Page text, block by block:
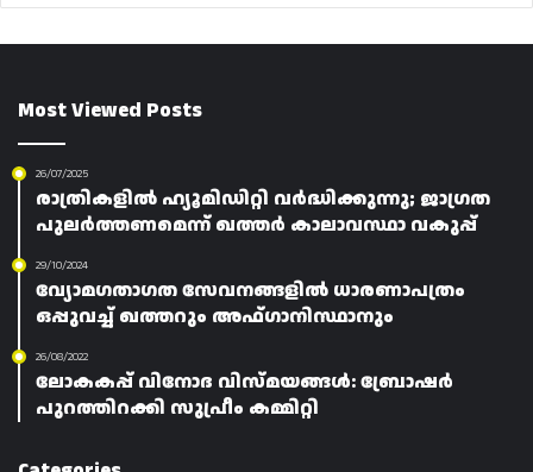
Most Viewed Posts
26/07/2025
രാത്രികളിൽ ഹ്യൂമിഡിറ്റി വർദ്ധിക്കുന്നു; ജാഗ്രത
പുലർത്തണമെന്ന് ഖത്തർ കാലാവസ്ഥാ വകുപ്പ്
29/10/2024
വ്യോമഗതാഗത സേവനങ്ങളിൽ ധാരണാപത്രം
ഒപ്പുവച്ച് ഖത്തറും അഫ്ഗാനിസ്ഥാനും
26/08/2022
ലോകകപ്പ് വിനോദ വിസ്മയങ്ങൾ: ബ്രോഷർ
പുറത്തിറക്കി സുപ്രീം കമ്മിറ്റി